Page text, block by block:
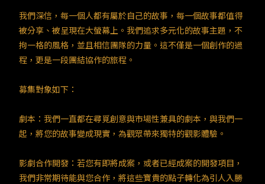
TW EN JP KR
我們深信，每一個人都有屬於自己的故事，每一個故事都值得
被分享、被呈現在大螢幕上。我們追求多元化的故事主題，不
拘一格的風格，並且相信團隊的力量。這不僅是一個創作的過
程，更是一段團結協作的旅程。
募集對象如下：
劇本：我們一直都在尋覓創意與市場性兼具的劇本，與我們一
起，將您的故事變成現實，為觀眾帶來獨特的觀影體驗。
影劇合作開發：若您有即將成案，或者已經成案的開發項目，
我們非常期待能與您合作，將這些寶貴的點子轉化為引人入勝